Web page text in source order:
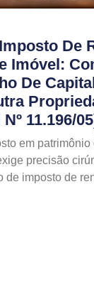
De
Imóvel:
De
11.196/
em patrimônio
precisão
de imposto de